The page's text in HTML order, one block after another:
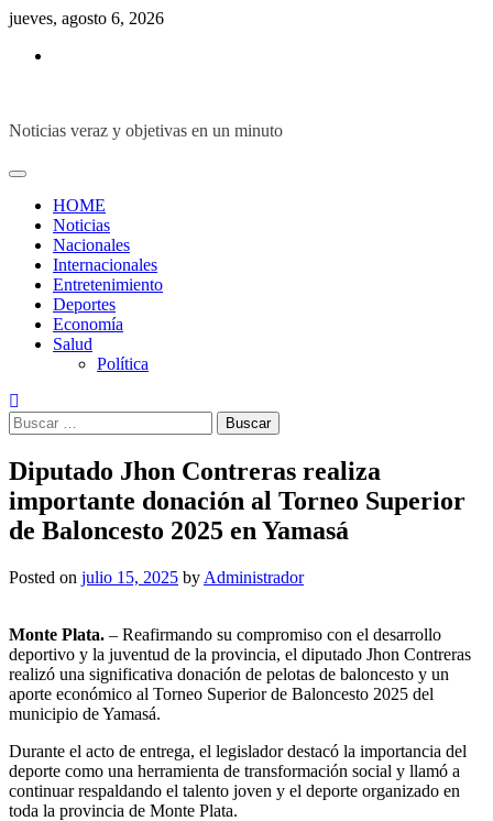
Skip
content
jueves, agosto 6, 2026
Noticias veraz y objetivas en un minuto
HOME
Noticias
Nacionales
Internacionales
Entretenimiento
Deportes
Economía
Salud
Política
Buscar:
Diputado Jhon Contreras realiza
importante donación al Torneo Superior
de Baloncesto 2025 en Yamasá
Posted on julio 15, 2025 by Administrador
Monte Plata. – Reafirmando su compromiso con el desarrollo
deportivo y la juventud de la provincia, el diputado Jhon Contreras
realizó una significativa donación de pelotas de baloncesto y un
aporte económico al Torneo Superior de Baloncesto 2025 del
municipio de Yamasá.
Durante el acto de entrega, el legislador destacó la importancia del
deporte como una herramienta de transformación social y llamó a
continuar respaldando el talento joven y el deporte organizado en
toda la provincia de Monte Plata.